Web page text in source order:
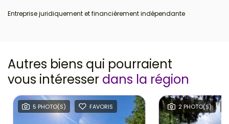
Entreprise juridiquement et financièrement indépendante
Autres biens qui pourraient
vous intéresser dans la région
5 PHOTO(S) FAVORIS 2 PHOTO(S)